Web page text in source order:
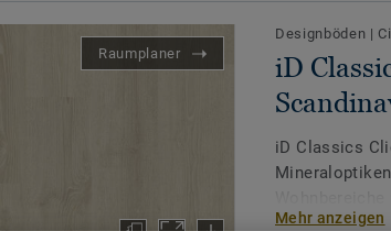
Raumplaner
Designböden |
iD
iD Classics
Dekore im
Mehr anzeigen